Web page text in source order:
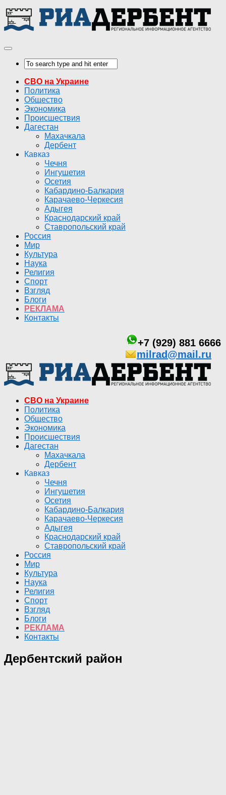
СВО на Украине
Политика
Общество
Экономика
Происшествия
Дагестан
Махачкала
Дербент
Кавказ
Чечня
Ингушетия
Осетия
Кабардино-Балкария
Карачаево-Черкесия
Адыгея
Краснодарский край
Ставропольский край
Россия
Мир
Культура
Наука
Религия
Спорт
Взгляд
Блоги
РЕКЛАМА
Контакты
+7 (929) 881 6666
milrad@mail.ru
СВО на Украине
Политика
Общество
Экономика
Происшествия
Дагестан
Махачкала
Дербент
Кавказ
Чечня
Ингушетия
Осетия
Кабардино-Балкария
Карачаево-Черкесия
Адыгея
Краснодарский край
Ставропольский край
Россия
Мир
Культура
Наука
Религия
Спорт
Взгляд
Блоги
РЕКЛАМА
Контакты
Дербентский район